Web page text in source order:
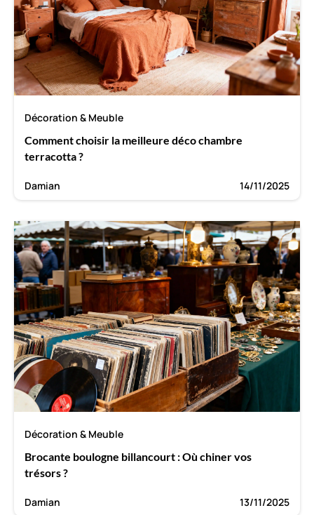
Décoration & Meuble
Comment choisir la meilleure déco chambre
terracotta ?
Damian 14/11/2025
Décoration & Meuble
Brocante boulogne billancourt : Où chiner vos
trésors ?
Damian 13/11/2025